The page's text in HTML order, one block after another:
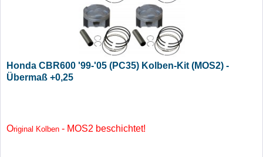
Honda CBR600 '99-'05 (PC35) Kolben-Kit (MOS2) -
Übermaß +0,25
Original Kolben - MOS2 beschichtet!